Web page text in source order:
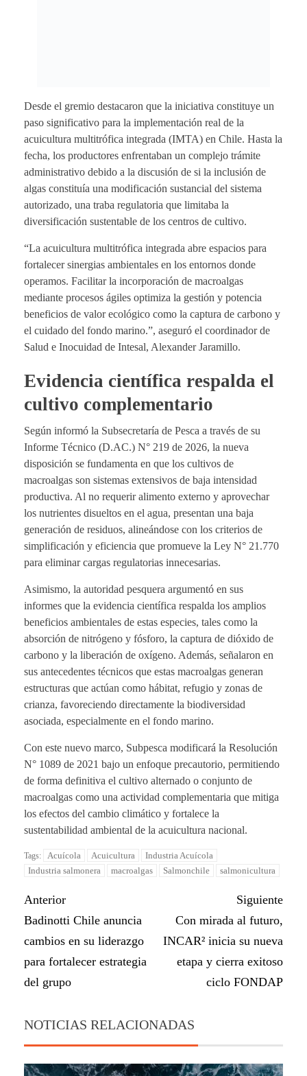
Desde el gremio destacaron que la iniciativa constituye un
paso significativo para la implementación real de la
acuicultura multitrófica integrada (IMTA) en Chile. Hasta la
fecha, los productores enfrentaban un complejo trámite
administrativo debido a la discusión de si la inclusión de
algas constituía una modificación sustancial del sistema
autorizado, una traba regulatoria que limitaba la
diversificación sustentable de los centros de cultivo.
“La acuicultura multitrófica integrada abre espacios para
fortalecer sinergias ambientales en los entornos donde
operamos. Facilitar la incorporación de macroalgas
mediante procesos ágiles optimiza la gestión y potencia
beneficios de valor ecológico como la captura de carbono y
el cuidado del fondo marino.”, aseguró el coordinador de
Salud e Inocuidad de Intesal, Alexander Jaramillo.
Evidencia científica respalda el
cultivo complementario
Según informó la Subsecretaría de Pesca a través de su
Informe Técnico (D.AC.) N° 219 de 2026, la nueva
disposición se fundamenta en que los cultivos de
macroalgas son sistemas extensivos de baja intensidad
productiva. Al no requerir alimento externo y aprovechar
los nutrientes disueltos en el agua, presentan una baja
generación de residuos, alineándose con los criterios de
simplificación y eficiencia que promueve la Ley N° 21.770
para eliminar cargas regulatorias innecesarias.
Asimismo, la autoridad pesquera argumentó en sus
informes que la evidencia científica respalda los amplios
beneficios ambientales de estas especies, tales como la
absorción de nitrógeno y fósforo, la captura de dióxido de
carbono y la liberación de oxígeno. Además, señalaron en
sus antecedentes técnicos que estas macroalgas generan
estructuras que actúan como hábitat, refugio y zonas de
crianza, favoreciendo directamente la biodiversidad
asociada, especialmente en el fondo marino.
Con este nuevo marco, Subpesca modificará la Resolución
N° 1089 de 2021 bajo un enfoque precautorio, permitiendo
de forma definitiva el cultivo alternado o conjunto de
macroalgas como una actividad complementaria que mitiga
los efectos del cambio climático y fortalece la
sustentabilidad ambiental de la acuicultura nacional.
Tags: Acuícola Acuicultura
Industria Acuícola
Industria salmonera
macroalgas Salmonchile salmonicultura
Anterior
Badinotti Chile anuncia
cambios en su liderazgo
para fortalecer estrategia
del grupo
Siguiente
Con mirada al futuro,
INCAR² inicia su nueva
etapa y cierra exitoso
ciclo FONDAP
NOTICIAS RELACIONADAS